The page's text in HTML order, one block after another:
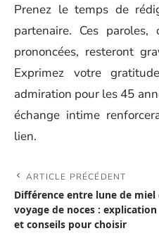
Prenez le temps de
partenaire. Ces paroles,
prononcées, resteront
Exprimez votre
admiration pour les 45
échange intime
lien.
ARTICLE PRÉCÉDENT
Différence entre lune de miel
voyage de noces : explication
et conseils pour choisir